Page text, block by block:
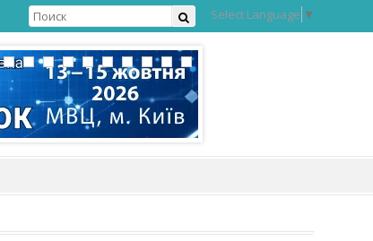
Select Language ▼